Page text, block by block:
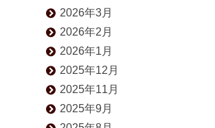
2026年3月
2026年2月
2026年1月
2025年12月
2025年11月
2025年9月